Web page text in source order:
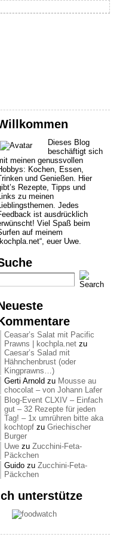
Dieses Blog
beschäftigt sich
meinen genussvollen
Kochen, Essen,
und Genießen. Hier
Rezepte, Tipps und
zu meinen
Jedes
ist ausdrücklich
Viel Spaß beim
auf meinem
euer Uwe.
Ceasar’s Salat mit Pacific
Prawns | kochpla.net zu
Caesar’s Salad mit
Hähnchenbrust (oder
Kingprawns…)
Gerti Arnold zu Mousse au
chocolat – von Johann Lafer
Blog-Event CLXIV – Einfach
gut – 32 Rezepte für jeden
Tag! – 1x umrühren bitte aka
kochtopf zu Griechischer
Burger
Uwe zu Zucchini-Feta-
Päckchen
Guido zu Zucchini-Feta-
Päckchen
unterstütze